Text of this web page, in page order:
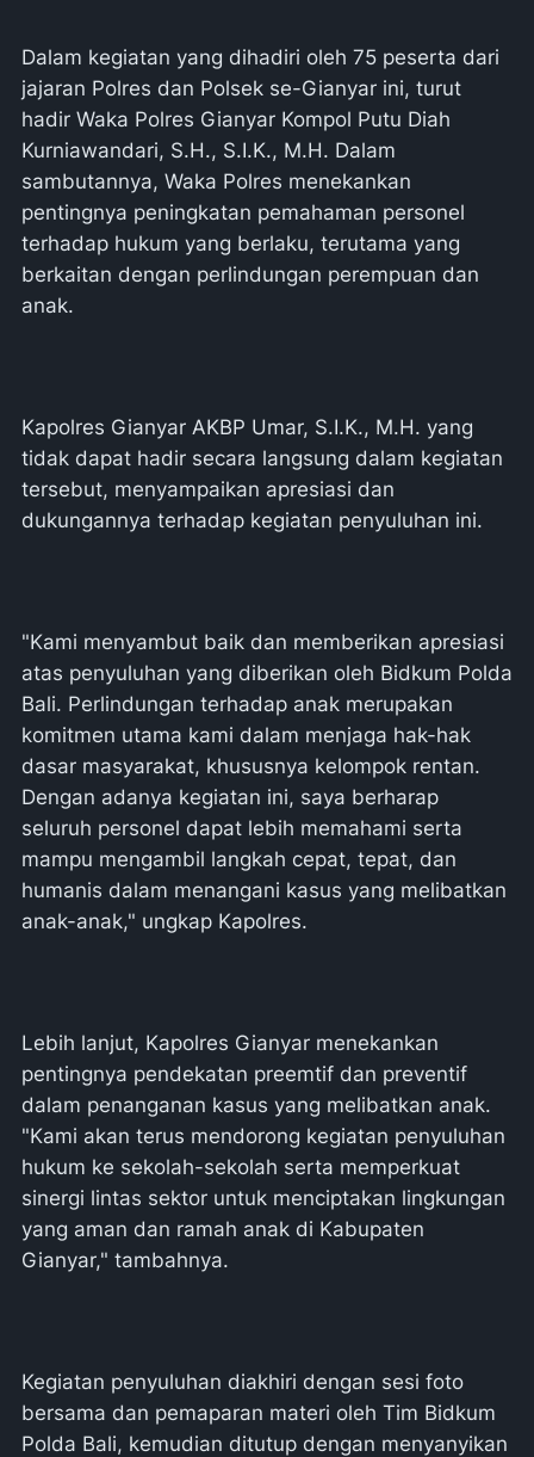
Dalam kegiatan yang dihadiri oleh 75 peserta dari
jajaran Polres dan Polsek se-Gianyar ini, turut
hadir Waka Polres Gianyar Kompol Putu Diah
Kurniawandari, S.H., S.I.K., M.H. Dalam
sambutannya, Waka Polres menekankan
pentingnya peningkatan pemahaman personel
terhadap hukum yang berlaku, terutama yang
berkaitan dengan perlindungan perempuan dan
anak.
Kapolres Gianyar AKBP Umar, S.I.K., M.H. yang
tidak dapat hadir secara langsung dalam kegiatan
tersebut, menyampaikan apresiasi dan
dukungannya terhadap kegiatan penyuluhan ini.
"Kami menyambut baik dan memberikan apresiasi
atas penyuluhan yang diberikan oleh Bidkum Polda
Bali. Perlindungan terhadap anak merupakan
komitmen utama kami dalam menjaga hak-hak
dasar masyarakat, khususnya kelompok rentan.
Dengan adanya kegiatan ini, saya berharap
seluruh personel dapat lebih memahami serta
mampu mengambil langkah cepat, tepat, dan
humanis dalam menangani kasus yang melibatkan
anak-anak," ungkap Kapolres.
Lebih lanjut, Kapolres Gianyar menekankan
pentingnya pendekatan preemtif dan preventif
dalam penanganan kasus yang melibatkan anak.
"Kami akan terus mendorong kegiatan penyuluhan
hukum ke sekolah-sekolah serta memperkuat
sinergi lintas sektor untuk menciptakan lingkungan
yang aman dan ramah anak di Kabupaten
Gianyar," tambahnya.
Kegiatan penyuluhan diakhiri dengan sesi foto
bersama dan pemaparan materi oleh Tim Bidkum
Polda Bali, kemudian ditutup dengan menyanyikan